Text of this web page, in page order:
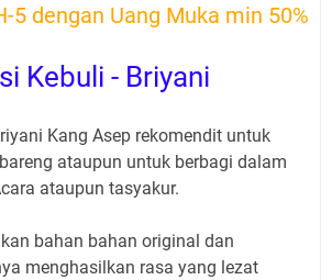
5 dengan Uang Muka min 50%
Kebuli - Briyani
Kang Asep rekomendit untuk
ataupun untuk berbagi dalam
ataupun tasyakur.
bahan bahan original dan
menghasilkan rasa yang lezat